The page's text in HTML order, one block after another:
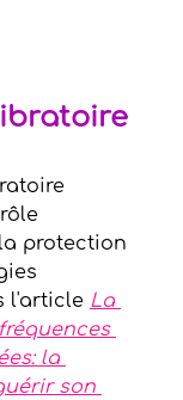
protection
l'article La
la
son